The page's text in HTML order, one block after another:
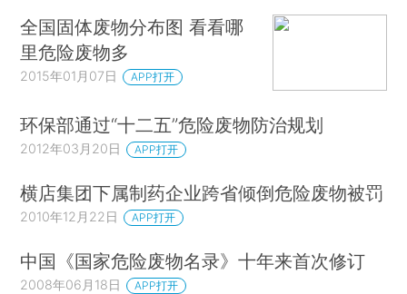
全国固体废物分布图 看看哪
里危险废物多
2015年01月07日 APP打开
环保部通过“十二五”危险废物防治规划
2012年03月20日 APP打开
横店集团下属制药企业跨省倾倒危险废物被罚
2010年12月22日 APP打开
中国《国家危险废物名录》十年来首次修订
2008年06月18日 APP打开